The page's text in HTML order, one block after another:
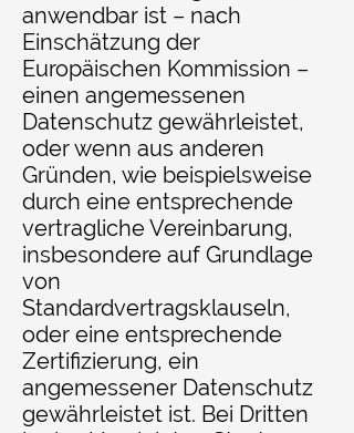
anwendbar ist – nach
Einschätzung der
Europäischen Kommission –
einen angemessenen
Datenschutz gewährleistet,
oder wenn aus anderen
Gründen, wie beispielsweise
durch eine entsprechende
vertragliche Vereinbarung,
insbesondere auf Grundlage
von
Standardvertragsklauseln,
oder eine entsprechende
Zertifizierung, ein
angemessener Datenschutz
gewährleistet ist. Bei Dritten